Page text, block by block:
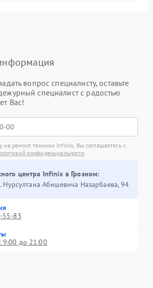
вопрос специалисту, оставьте
специалист с радостью
Вас!
на ремонт техники Infinix, Вы соглашаетесь с
конфиденциальности
центра Infinix в Грозном:
Нурсултана Абишевича Назарбаева, 94
55-83
9:00 до 21:00